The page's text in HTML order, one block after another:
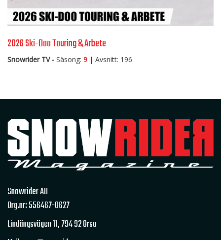
2026 Ski-Doo Touring & Arbete
Snowrider TV - Säsong: 9 | Avsnitt: 196
Snowrider AB
Org.nr: 556467-0627
Lindängsvägen 11,794 92 Orsa